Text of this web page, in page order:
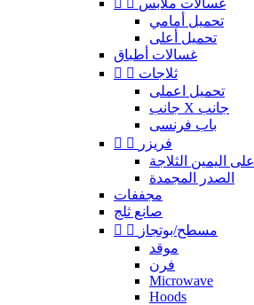
  غسالات ملابس
تحميل أمامي
تحميل أعلى
غسالات أطباق
  ثلاجات
تحميل اعملى
جانب X جانب
باب فرنسى
 
فريزر
أعلى اليمين الثلاجة
الصدر المجمدة
مجففات
صانع ثلج
  مسطح/بوتجاز
موقد
فرن
Microwave
Hoods